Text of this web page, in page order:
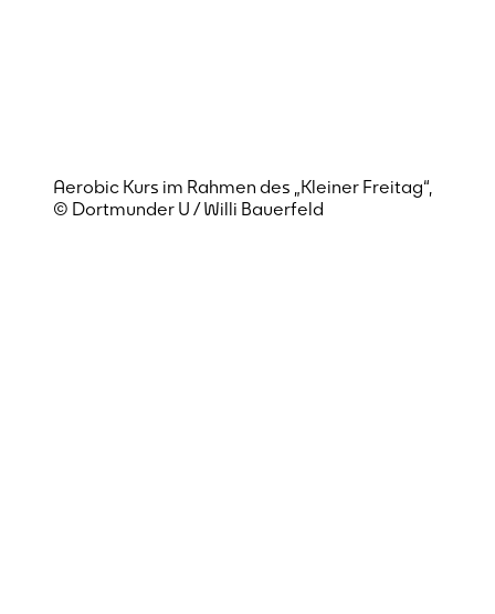
Aerobic Kurs im Rahmen des „Kleiner Freitag“,
© Dortmunder U / Willi Bauerfeld